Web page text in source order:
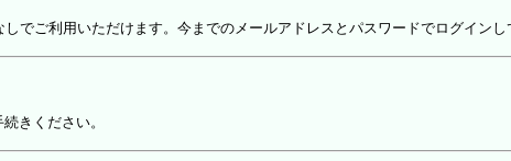
ご利用いただけます。今までのメールアドレスとパスワードでログインし
続きください。